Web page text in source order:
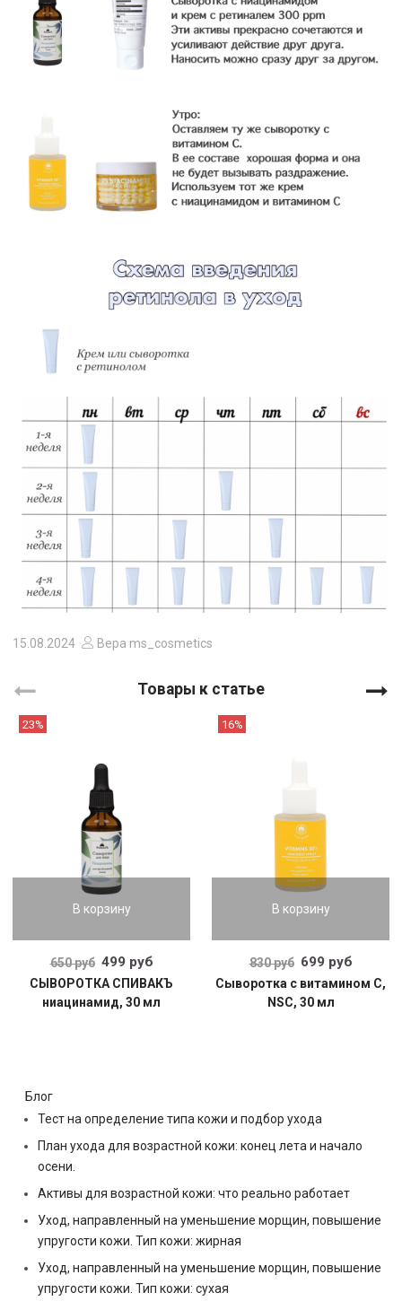
15.08.2024 Вера ms_cosmetics
Товары к статье
В корзину
23%
650 руб 499 руб
СЫВОРОТКА СПИВАКЪ
ниацинамид, 30 мл
В корзину
16%
830 руб 699 руб
Сыворотка с витамином С,
NSC, 30 мл
Блог
Тест на определение типа кожи и подбор ухода
План ухода для возрастной кожи: конец лета и начало
осени.
Активы для возрастной кожи: что реально работает
Уход, направленный на уменьшение морщин, повышение
упругости кожи. Тип кожи: жирная
Уход, направленный на уменьшение морщин, повышение
упругости кожи. Тип кожи: сухая